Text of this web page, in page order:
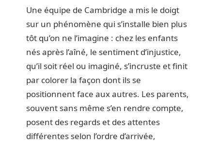
Une équipe de Cambridge a mis le doigt
sur un phénomène qui s’installe bien plus
tôt qu’on ne l’imagine : chez les enfants
nés après l’aîné, le sentiment d’injustice,
qu’il soit réel ou imaginé, s’incruste et finit
par colorer la façon dont ils se
positionnent face aux autres. Les parents,
souvent sans même s’en rendre compte,
posent des regards et des attentes
différentes selon l’ordre d’arrivée,